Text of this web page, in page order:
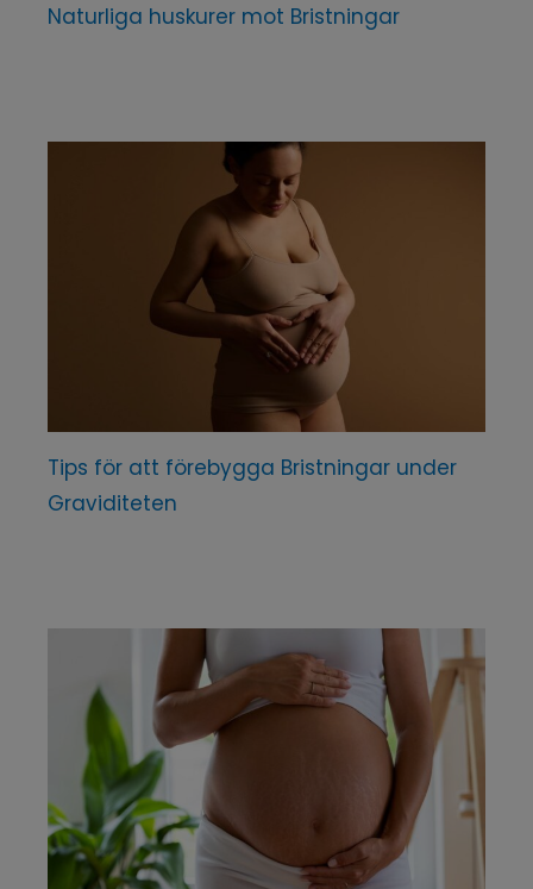
Naturliga huskurer mot Bristningar
Tips för att förebygga Bristningar under
Graviditeten